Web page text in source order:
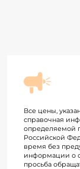
Все цены,
справочная
определяемой
Российской
время без
информации о
просьба